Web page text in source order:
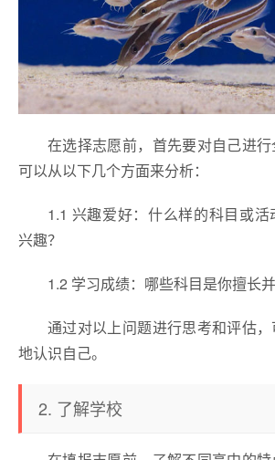
在选择志愿前，首先要对自己进行
可以从以下几个方面来分析：
1.1 兴趣爱好：什么样的科目或
兴趣？
1.2 学习成绩：哪些科目是你擅长
通过对以上问题进行思考和评估
地认识自己。
2. 了解学校